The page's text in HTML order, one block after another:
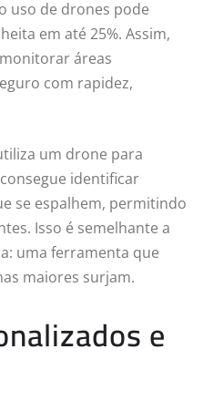
uso de drones pode
em até 25%. Assim,
áreas
com rapidez,
um drone para
identificar
se espalhem, permitindo
Isso é semelhante a
uma ferramenta que
maiores surjam.
e